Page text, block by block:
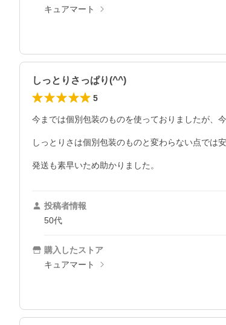
キュアマート
しっとりさっぱり(^^)
5
今までは個別包装のものを使っておりましたが、
しっとりさは個別包装のものと変わらない点では
発送も素早いため助かりました。
投稿者情報
50代
購入したストア
キュアマート